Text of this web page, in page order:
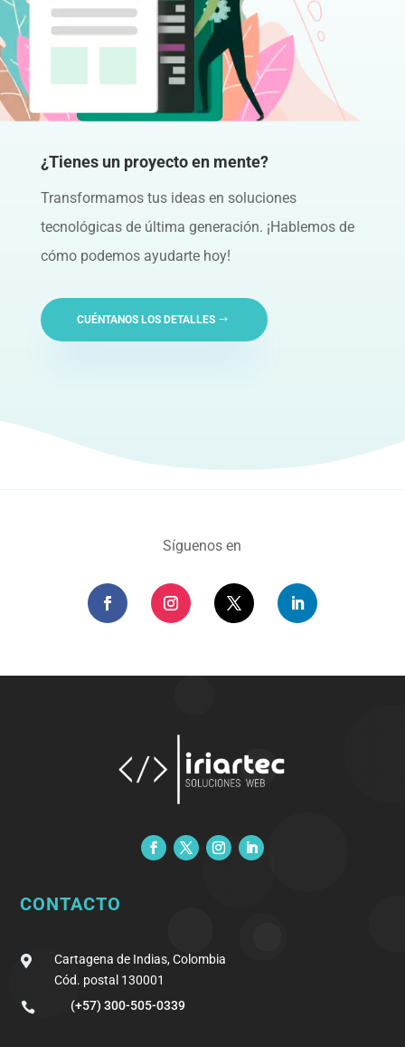
¿Tienes un proyecto en mente?
Transformamos tus ideas en soluciones
tecnológicas de última generación. ¡Hablemos de
cómo podemos ayudarte hoy!
CUÉNTANOS LOS DETALLES
Síguenos en
CONTACTO

Cartagena de Indias, Colombia
Cód. postal 130001

(+57) 300-505-0339